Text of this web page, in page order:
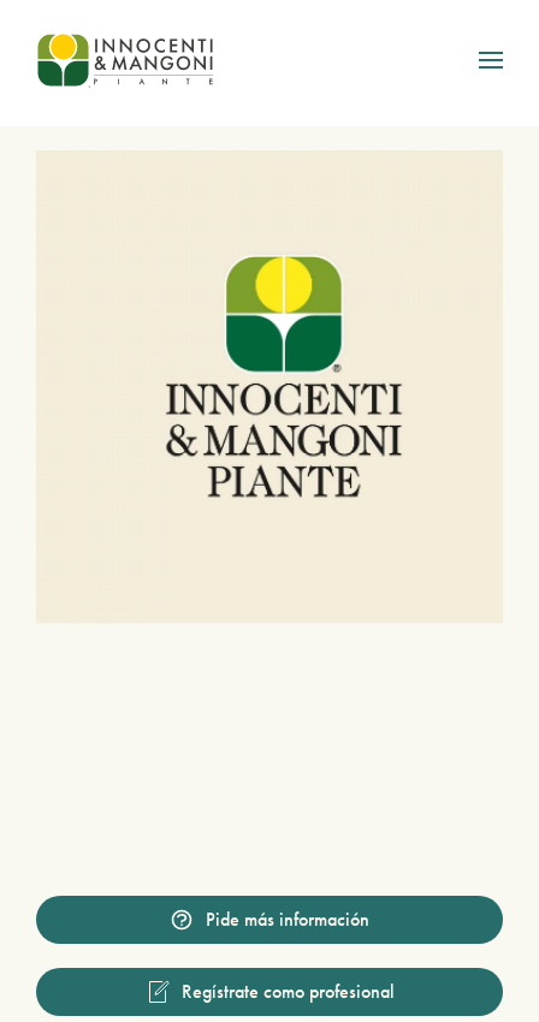
Skip to main content
Pide más información
Regístrate como profesional